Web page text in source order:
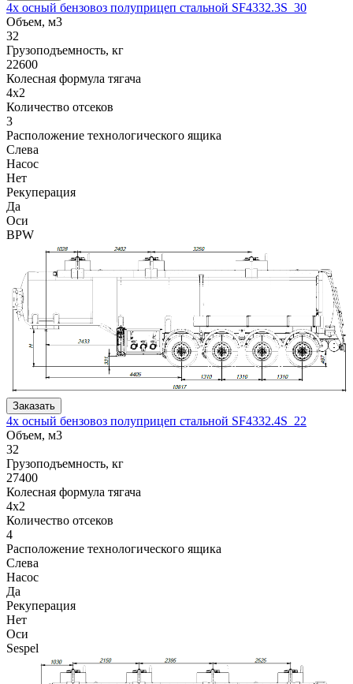
4х осный бензовоз полуприцеп стальной SF4332.3S_30
Объем, м3
32
Грузоподъемность, кг
22600
Колесная формула тягача
4x2
Количество отсеков
3
Расположение технологического ящика
Слева
Насос
Нет
Рекуперация
Да
Оси
BPW
Заказать
4х осный бензовоз полуприцеп стальной SF4332.4S_22
Объем, м3
32
Грузоподъемность, кг
27400
Колесная формула тягача
4x2
Количество отсеков
4
Расположение технологического ящика
Слева
Насос
Да
Рекуперация
Нет
Оси
Sespel